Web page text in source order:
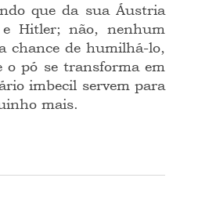
que da sua Áustria
Hitler; não, nenhum
chance de humilhá-lo,
o pó se transforma em
imbecil servem para
mais.